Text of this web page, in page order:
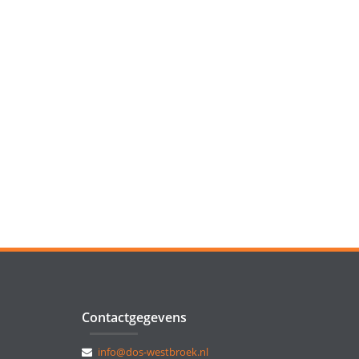
Contactgegevens
info@dos-westbroek.nl